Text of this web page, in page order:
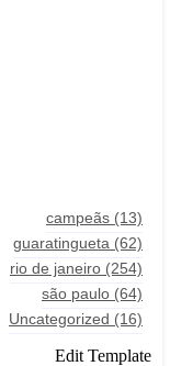
campeãs (13)
guaratingueta (62)
rio de janeiro (254)
são paulo (64)
Uncategorized (16)
Edit Template